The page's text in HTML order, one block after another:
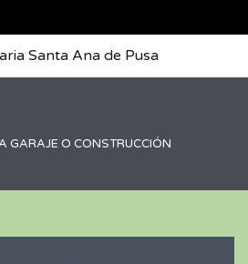
GARAJE O CONSTRUCCIÓN